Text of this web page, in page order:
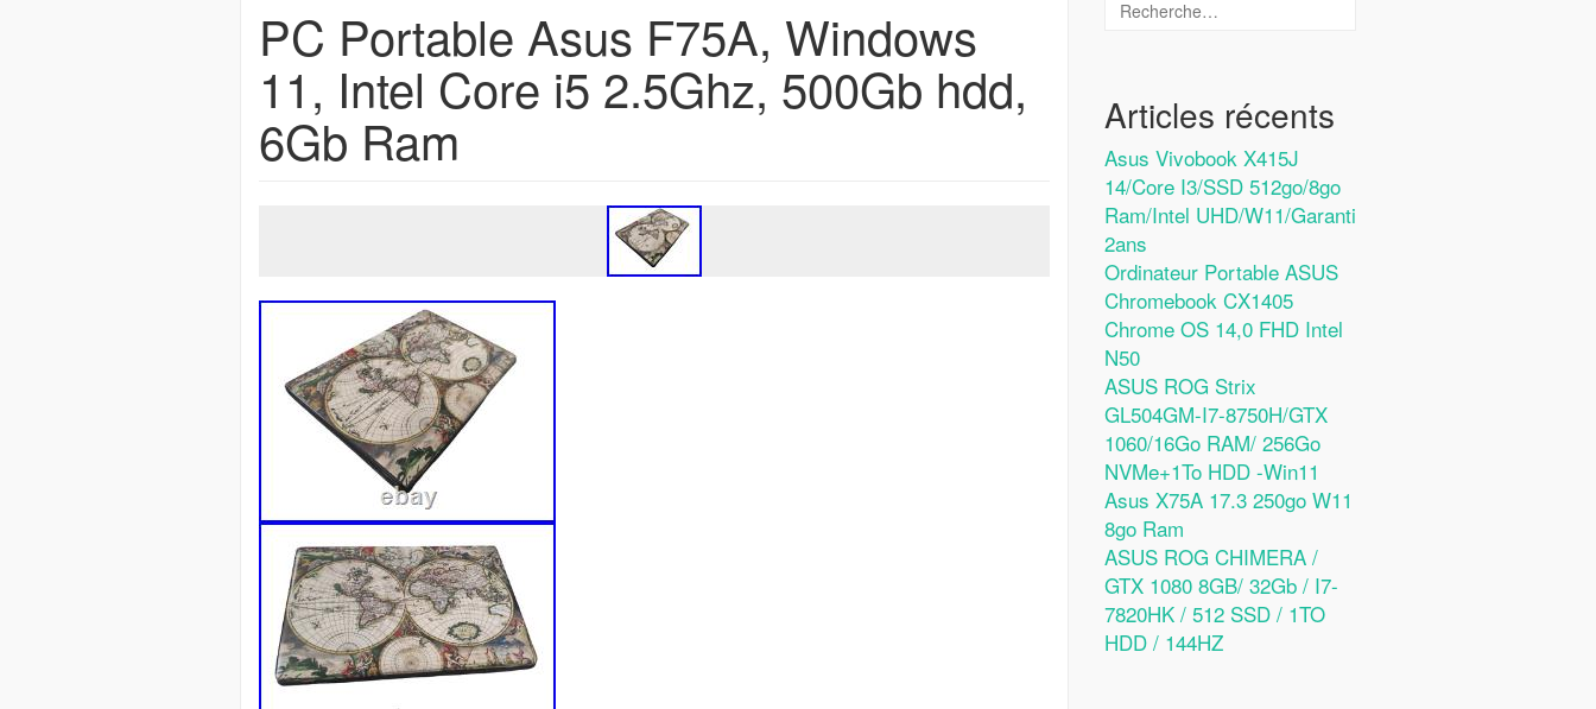
PC Portable Asus F75A, Windows
11, Intel Core i5 2.5Ghz, 500Gb hdd,
6Gb Ram Articles récents
Asus Vivobook X415J
14/Core I3/SSD 512go/8go
Ram/Intel UHD/W11/Garanti
2ans
Ordinateur Portable ASUS
Chromebook CX1405
Chrome OS 14,0 FHD Intel
N50
ASUS ROG Strix
GL504GM-I7-8750H/GTX
1060/16Go RAM/ 256Go
NVMe+1To HDD -Win11
Asus X75A 17.3 250go W11
8go Ram
ASUS ROG CHIMERA /
GTX 1080 8GB/ 32Gb / I7-
7820HK / 512 SSD / 1TO
HDD / 144HZ